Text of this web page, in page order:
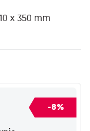
x 350 mm
-8%